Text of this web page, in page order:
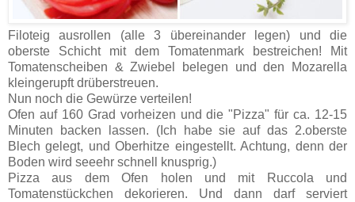
Filoteig ausrollen (alle 3 übereinander legen) und die
oberste Schicht mit dem Tomatenmark bestreichen! Mit
Tomatenscheiben & Zwiebel belegen und den Mozarella
kleingerupft drüberstreuen.
Nun noch die Gewürze verteilen!
Ofen auf 160 Grad vorheizen und die "Pizza" für ca. 12-15
Minuten backen lassen. (Ich habe sie auf das 2.oberste
Blech gelegt, und Oberhitze eingestellt. Achtung, denn der
Boden wird seeehr schnell knusprig.)
Pizza aus dem Ofen holen und mit Ruccola und
Tomatenstückchen dekorieren. Und dann darf serviert